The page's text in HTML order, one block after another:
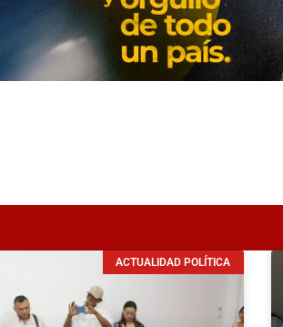
ACTUALIDAD POLÍTICA